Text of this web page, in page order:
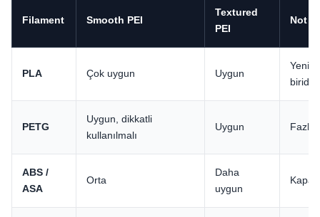
Filament Smooth PEI
Textured
PEI
Not
PLA Çok uygun Uygun
Yeni
biridir.
PETG
Uygun, dikkatli
kullanılmalı
Uygun Fazla
ABS /
ASA
Orta
Daha
uygun